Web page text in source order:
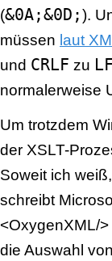
(&0A;&0D;).
müssen laut
und CRLF zu LF
normalerweise
Um trotzdem
der XSLT-
Soweit ich
schreibt
<OxygenXML/
die Auswahl von